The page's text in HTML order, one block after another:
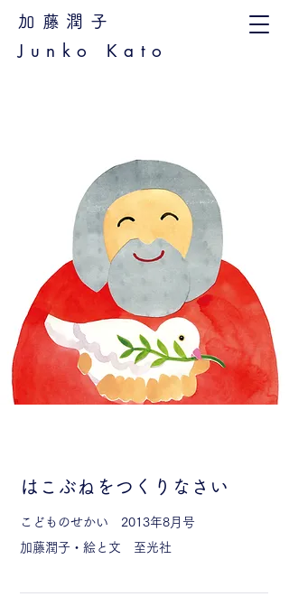
加藤潤子
Junko Kato
はこぶねをつくりなさい
こどものせかい 2013年8月号
加藤潤子・絵と文 至光社